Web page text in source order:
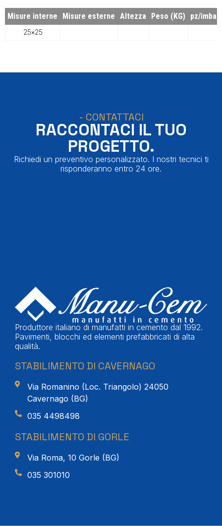
Misure interne Misure esterne Altezza Peso (KG) pz/
25×25
- CONTATTACI
RACCONTACI IL TUO
PROGETTO.
Richiedi un preventivo personalizzato. I nostri tecnici ti
risponderanno entro 24 ore.
Produttore italiano di manufatti in cemento dal 1992.
Pavimenti, blocchi ed elementi prefabbricati di alta
qualità.
STABILIMENTO DI CAVERNAGO
Via Romanino (Loc. Triangolo) 24050
Cavernago (BG)
035 4498498
STABILIMENTO DI GORLE
Via Roma, 10 Gorle (BG)
035 301010